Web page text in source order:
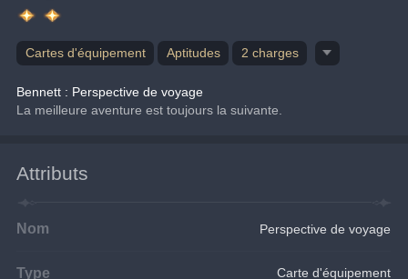
Cartes d'équipement Aptitudes 2 charges
Bennett : Perspective de voyage
La meilleure aventure est toujours la suivante.
Attributs
Nom Perspective de voyage
Type Carte d'équipement